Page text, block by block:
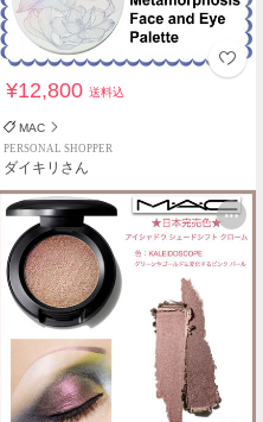
¥12,800送料込
MAC
PERSONAL SHOPPER
ダイキリさん